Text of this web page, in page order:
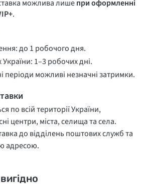
можлива лишепри оформленні
.
до 1 робочого дня.
1–3 робочих дні.
періоди можливі незначні затримки.
по всій території України,
центри, міста, селища та села.
до відділень поштових служб та
адресою.